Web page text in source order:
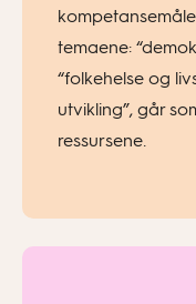
temaene:
“folkehelse og
utvikling”, går
ressursene.